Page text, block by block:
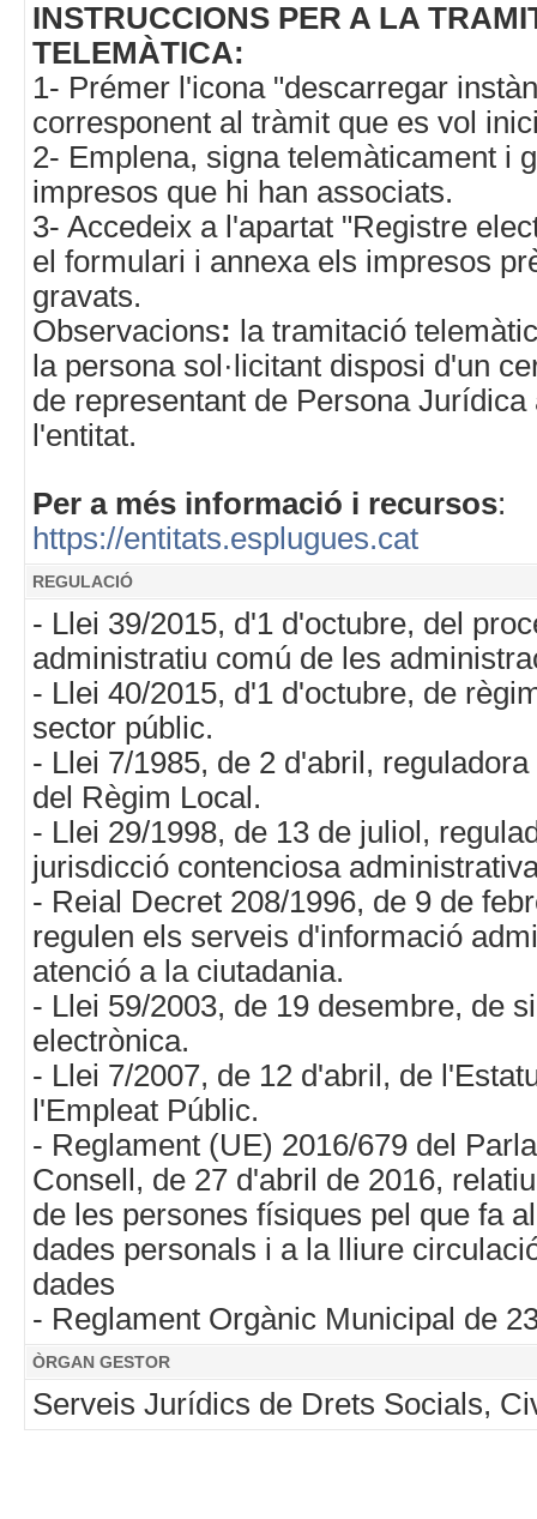
INSTRUCCIONS PER A LA
TELEMÀTICA:
1- Prémer l'icona "descarregar
corresponent al tràmit que es vol
2- Emplena, signa telemàticament i
impresos que hi han associats.
3- Accedeix a l'apartat "Registre
el formulari i annexa els impresos
gravats.
Observacions: la tramitació
la persona sol·licitant disposi d'un
de representant de Persona Jurídica
l'entitat.
Per a més informació i recursos:
https://entitats.esplugues.cat
REGULACIÓ
- Llei 39/2015, d'1 d'octubre, del
administratiu comú de les
- Llei 40/2015, d'1 d'octubre, de
sector públic.
- Llei 7/1985, de 2 d'abril,
del Règim Local.
- Llei 29/1998, de 13 de juliol,
jurisdicció contenciosa
- Reial Decret 208/1996, de 9 de
regulen els serveis d'informació
atenció a la ciutadania.
- Llei 59/2003, de 19 desembre, de
electrònica.
- Llei 7/2007, de 12 d'abril, de
l'Empleat Públic.
- Reglament (UE) 2016/679 del
Consell, de 27 d'abril de 2016,
de les persones físiques pel que fa
dades personals i a la lliure
dades
- Reglament Orgànic Municipal de
ÒRGAN GESTOR
Serveis Jurídics de Drets Socials,